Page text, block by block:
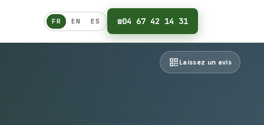
Français
FR EN ES ☎04 67 42 14 31
Laissez un avis